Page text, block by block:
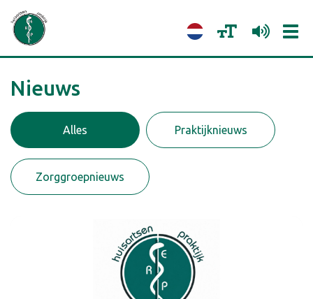
Nieuws
Alles Praktijknieuws
Zorggroepnieuws